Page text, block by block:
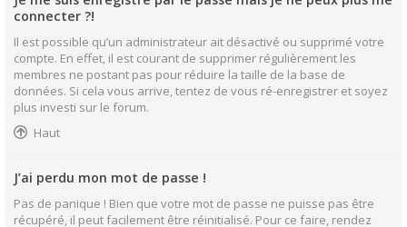
connecter ?!
Il est possible qu’un administrateur ait désactivé ou supprimé votre
compte. En effet, il est courant de supprimer régulièrement les
membres ne postant pas pour réduire la taille de la base de
données. Si cela vous arrive, tentez de vous ré-enregistrer et soyez
plus investi sur le forum.
Haut
J’ai perdu mon mot de passe !
Pas de panique ! Bien que votre mot de passe ne puisse pas être
récupéré, il peut facilement être réinitialisé. Pour ce faire, rendez